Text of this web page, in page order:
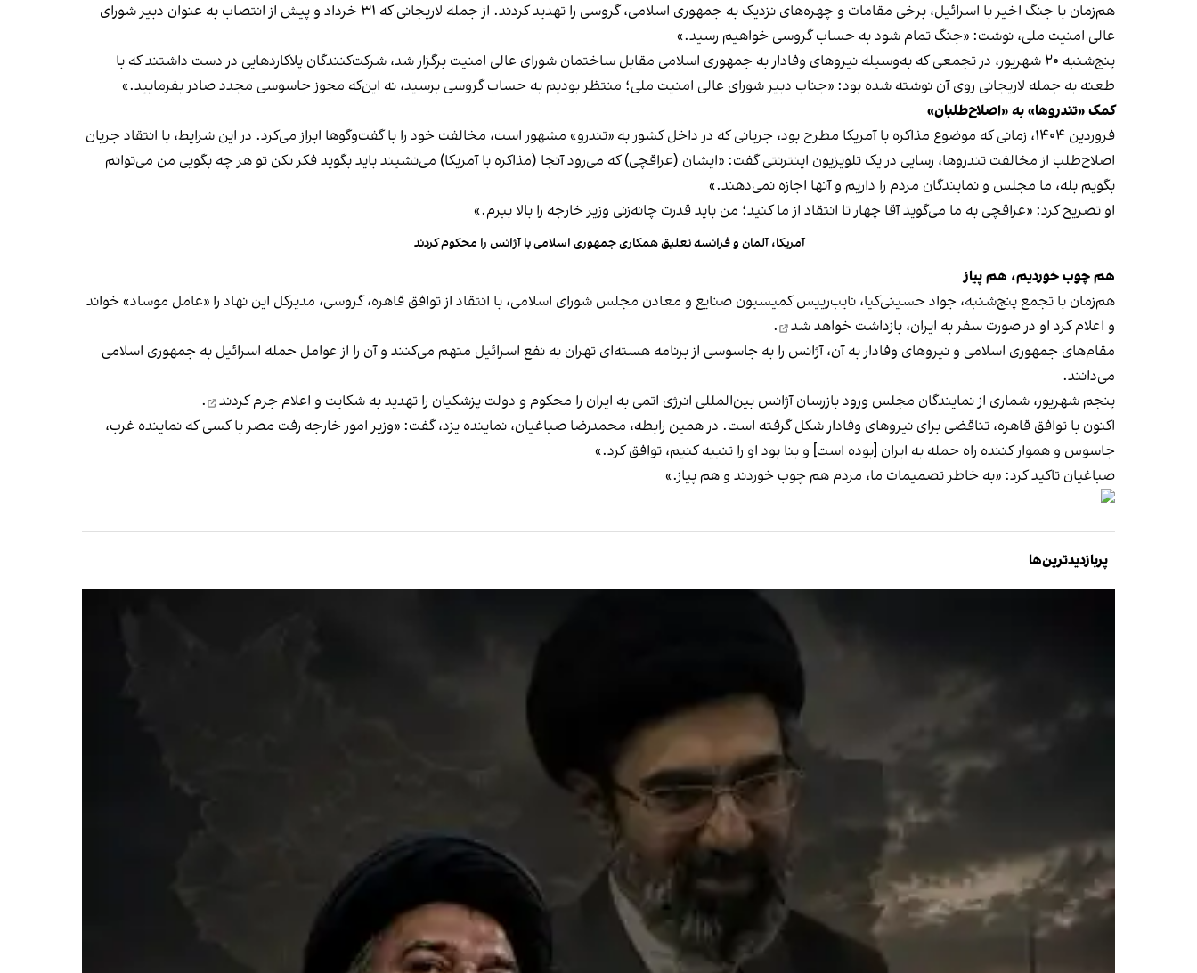
هم‌زمان با جنگ اخیر با اسرائیل، برخی مقامات و چهره‌های نزدیک به جمهوری اسلامی، گروسی را تهدید کردند. از جمله لاریجانی که ۳۱ خرداد و پیش از انتصاب به عنوان دبیر شورای
عالی امنیت ملی، نوشت: «جنگ تمام شود به حساب گروسی خواهیم رسید.»
پنج‌شنبه ۲۰ شهریور، در تجمعی که به‌وسیله نیروهای وفادار به جمهوری اسلامی مقابل ساختمان شورای عالی امنیت برگزار شد، شرکت‌کنندگان پلاکاردهایی در دست داشتند که با
طعنه به جمله لاریجانی روی آن نوشته شده بود: «جناب دبیر شورای عالی امنیت ملی؛ منتظر بودیم به حساب گروسی برسید، نه این‌که مجوز جاسوسی مجدد صادر بفرمایید.»
کمک «تندروها» به «اصلاح‌طلبان»
فروردین ۱۴۰۴، زمانی که موضوع مذاکره با آمریکا مطرح بود، جریانی که در داخل کشور به «تندرو» مشهور است، مخالفت خود را با گفت‌وگوها ابراز می‌کرد. در این شرایط، با انتقاد جریان
اصلاح‌طلب از مخالفت تندروها، رسایی در یک تلویزیون اینترنتی گفت: «ایشان (عراقچی) که می‌رود آنجا (مذاکره با آمریکا) می‌نشیند باید بگوید فکر نکن تو هر چه بگویی من می‌توانم
بگویم بله، ما مجلس و نمایندگان مردم را داریم و آنها اجازه نمی‌دهند.»
او تصریح کرد: «عراقچی به ما می‌گوید آقا چهار تا انتقاد از ما کنید‌؛ من باید قدرت چانه‌زنی وزیر خارجه را بالا ببرم.»
آمریکا، آلمان و فرانسه تعلیق همکاری جمهوری اسلامی با آژانس را محکوم کردند
هم چوب خوردیم، هم پیاز
هم‌زمان با تجمع پنج‌شنبه، جواد حسینی‌کیا، نایب‌رییس کمیسیون صنایع و معادن مجلس شورای اسلامی، با انتقاد از توافق قاهره، گروسی، مدیرکل این نهاد را «عامل موساد» خواند
و اعلام کرد او در صورت سفر به ایران، بازداشت خواهد شد
.
مقام‌های جمهوری اسلامی و نیروهای وفادار به آن، آژانس را به جاسوسی از برنامه هسته‌ای تهران به نفع اسرائیل متهم می‌کنند و آن را از عوامل حمله اسرائیل به جمهوری اسلامی
می‌دانند.
پنجم شهریور، شماری از نمایندگان مجلس ورود بازرسان آژانس بین‌المللی انرژی اتمی به ایران را محکوم و دولت پزشکیان را تهدید به شکایت و اعلام جرم کردند
.
اکنون با توافق قاهره، تناقضی برای نیروهای وفادار شکل گرفته است. در همین رابطه، محمدرضا صباغیان، نماینده یزد، گفت: «وزیر امور خارجه رفت مصر با کسی که نماینده غرب،
‌جاسوس و هموار کننده راه حمله به ‌ایران [بوده است] و بنا بود او را تنبیه کنیم، توافق کرد.»
صباغیان تاکید کرد: «به خاطر تصمیمات ما، مردم هم چوب خوردند و هم پیاز.»
پربازدیدترین‌ها